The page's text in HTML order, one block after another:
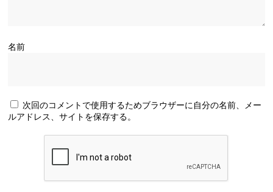
名前
次回のコメントで使用するためブラウザーに自分の名前、メー
ルアドレス、サイトを保存する。